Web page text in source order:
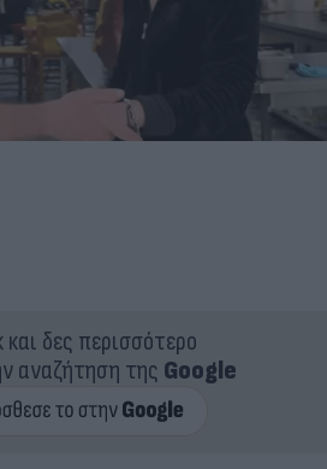
και δες περισσότερο
αναζήτηση της Google